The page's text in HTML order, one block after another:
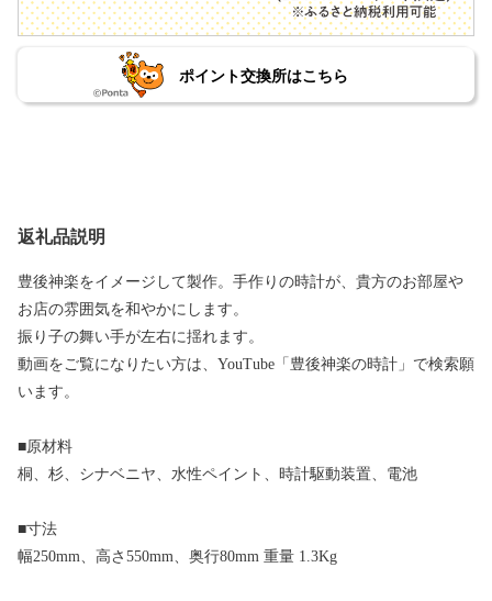
ポイント交換所はこちら
返礼品説明
豊後神楽をイメージして製作。手作りの時計が、貴方のお部屋や
お店の雰囲気を和やかにします。
振り子の舞い手が左右に揺れます。
動画をご覧になりたい方は、YouTube「豊後神楽の時計」で検索願
います。
■原材料
桐、杉、シナベニヤ、水性ペイント、時計駆動装置、電池
■寸法
幅250mm、高さ550mm、奥行80mm 重量 1.3Kg